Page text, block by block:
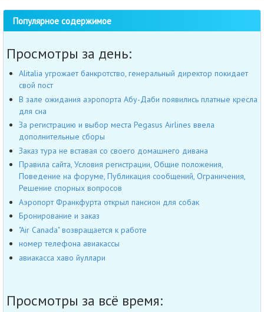
Популярное содержимое
Просмотры за день:
Alitalia угрожает банкротство, генеральный директор покидает
свой пост
В зале ожидания аэропорта Абу-Даби появились платные кресла
для сна
За регистрацию и выбор места Pegasus Airlines ввела
дополнительные сборы
Заказ тура не вставая со своего домашнего дивана
Правила сайта, Условия регистрации, Общие положения,
Поведение на форуме, Публикация сообщений, Ограничения,
Решение спорных вопросов
Аэропорт Франкфурта открыл пансион для собак
Бронирование и заказ
"Air Canada" возвращается к работе
номер телефона авиакассы
авиакасса хаво йуллари
Просмотры за всё время: